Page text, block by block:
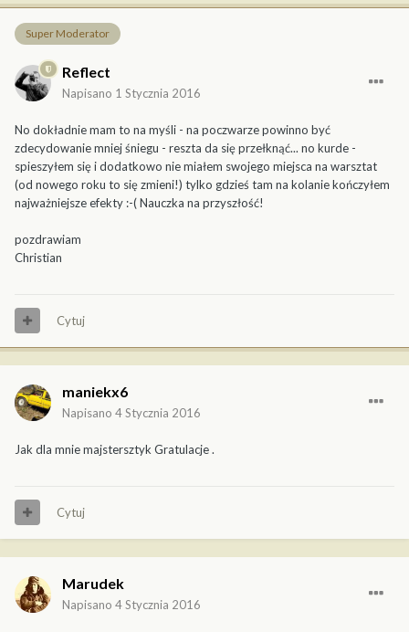
Super Moderator
Reflect
Napisano 1 Stycznia 2016
No dokładnie mam to na myśli - na poczwarze powinno być
zdecydowanie mniej śniegu - reszta da się przełknąć... no kurde -
spieszyłem się i dodatkowo nie miałem swojego miejsca na warsztat
(od nowego roku to się zmieni!) tylko gdzieś tam na kolanie kończyłem
najważniejsze efekty :-( Nauczka na przyszłość!
pozdrawiam
Christian
Cytuj
maniekx6
Napisano 4 Stycznia 2016
Jak dla mnie majstersztyk Gratulacje .
Cytuj
Marudek
Napisano 4 Stycznia 2016